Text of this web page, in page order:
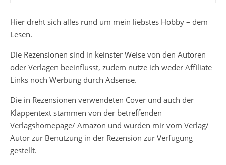
Hier dreht sich alles rund um mein liebstes Hobby – dem
Lesen.
Die Rezensionen sind in keinster Weise von den Autoren
oder Verlagen beeinflusst, zudem nutze ich weder Affiliate
Links noch Werbung durch Adsense.
Die in Rezensionen verwendeten Cover und auch der
Klappentext stammen von der betreffenden
Verlagshomepage/ Amazon und wurden mir vom Verlag/
Autor zur Benutzung in der Rezension zur Verfügung
gestellt.